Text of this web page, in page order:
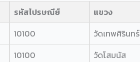
รหัสไปรษณีย์ แขวง
10100
วัดเทพศิรินทร์
10100
วัดโสมนัส